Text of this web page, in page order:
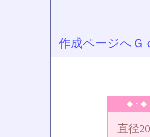
作成ページへＧ
◆・◆
直径